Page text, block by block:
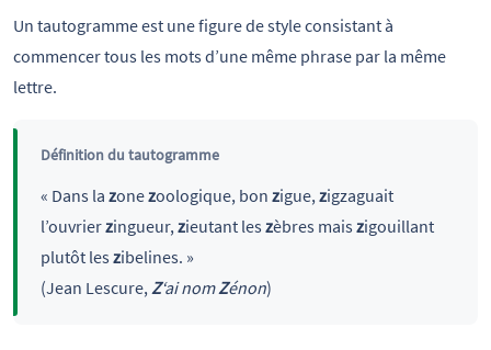
Un tautogramme est une figure de style consistant à
commencer tous les mots d’une même phrase par la même
lettre.
Définition du tautogramme
« Dans la zonezoologique, bon zigue,zigzaguait
l’ouvrierzingueur,zieutant les zèbres mais zigouillant
plutôt les zibelines. »
(Jean Lescure,Z‘ai nomZénon)